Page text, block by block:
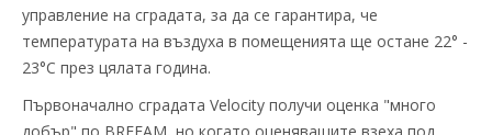
управление на сградата, за да се гарантира, че
температурата на въздуха в помещенията ще остане 22° -
23°C през цялата година.
Първоначално сградата Velocity получи оценка "много